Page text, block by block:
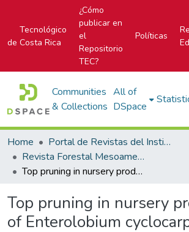
Tecnológico
de Costa Rica
¿Cómo
publicar en
el
Repositorio
TEC?
Políticas
Communities
& Collections
All of
DSpace
Home
Portal de Revistas del Instituto Tecnológico de Costa Rica
Revista Forestal Mesoamericana Kurú
Top pruning in nursery production of Enterolobium cyclocarpum (Jacq.) Griseb., and its effect on carbohydrate concentration and field survival
Top pruning in nursery
of Enterolobium